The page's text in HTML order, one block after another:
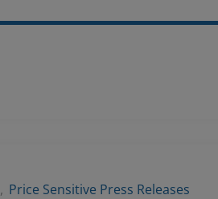
, Price Sensitive Press Releases